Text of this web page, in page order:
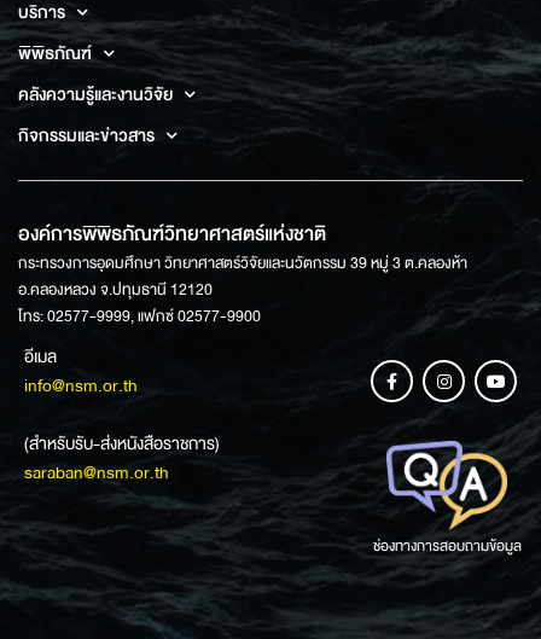
บริการ
พิพิธภัณฑ์
คลังความรู้และงานวิจัย
กิจกรรมและข่าวสาร
องค์การพิพิธภัณฑ์วิทยาศาสตร์แห่งชาติ
กระทรวงการอุดมศึกษา วิทยาศาสตร์วิจัยและนวัตกรรม 39 หมู่ 3 ต.คลองห้า
อ.คลองหลวง จ.ปทุมธานี 12120
โทร: 02577-9999, แฟกซ์ 02577-9900
อีเมล
info@nsm.or.th
(สำหรับรับ-ส่งหนังสือราชการ)
saraban@nsm.or.th
ช่องทางการสอบถามข้อมูล